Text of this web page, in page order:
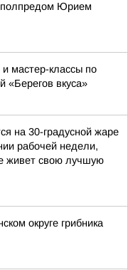
Юрием
мастер-классы по
«Берегов вкуса»
на 30-градусной жаре
рабочей недели,
живет свою лучшую
округе грибника